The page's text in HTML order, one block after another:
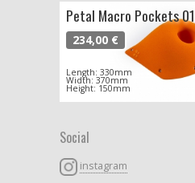
Petal Macro Pockets 01
234,00 €
Length: 330mm
Width: 370mm
Height: 150mm
Social
instagram